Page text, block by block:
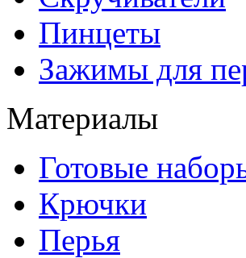
Пинцеты
Зажимы для
Материалы
Готовые
Крючки
Перья